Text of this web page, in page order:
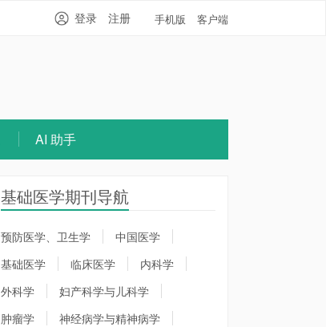
手机版 客户端
登录 注册
AI 助手
基础医学期刊导航
预防医学、卫生学
中国医学
基础医学
临床医学
内科学
外科学
妇产科学与儿科学
肿瘤学
神经病学与精神病学